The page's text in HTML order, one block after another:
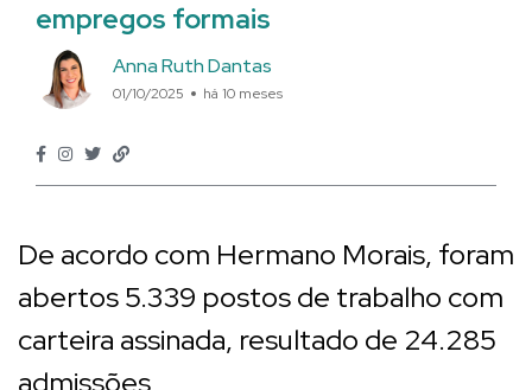
empregos formais
Anna Ruth Dantas
01/10/2025 há 10 meses
De acordo com Hermano Morais, foram
abertos 5.339 postos de trabalho com
carteira assinada, resultado de 24.285
admissões